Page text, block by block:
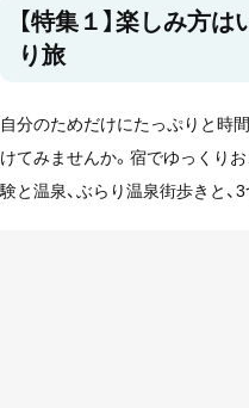
【特集１】楽しみ方
り旅
自分のためだけにたっぷりと時
けてみませんか。宿でゆっくり
験と温泉、ぶらり温泉街歩きと、